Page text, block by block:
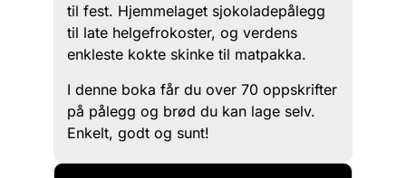
til fest. Hjemmelaget sjokoladepålegg
til late helgefrokoster, og verdens
enkleste kokte skinke til matpakka.
I denne boka får du over 70 oppskrifter
på pålegg og brød du kan lage selv.
Enkelt, godt og sunt!